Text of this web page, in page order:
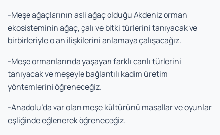
-Meşe ağaçlarının asli ağaç olduğu Akdeniz orman
ekosisteminin ağaç, çalı ve bitki türlerini tanıyacak ve
birbirleriyle olan ilişkilerini anlamaya çalışacağız.
-Meşe ormanlarında yaşayan farklı canlı türlerini
tanıyacak ve meşeyle bağlantılı kadim üretim
yöntemlerini öğreneceğiz.
-Anadolu’da var olan meşe kültürünü masallar ve oyunlar
eşliğinde eğlenerek öğreneceğiz.